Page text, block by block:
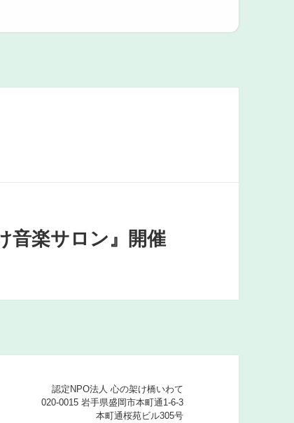
音楽サロン』開催
認定NPO法人 心の架け橋いわて
020-0015 岩手県盛岡市本町通1-6-3
本町通桜苑ビル305号